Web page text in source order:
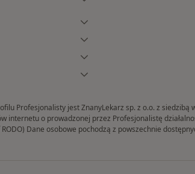
Profesjonalisty jest ZnanyLekarz sp. z o.o. z siedzibą
o prowadzonej przez Profesjonalistę
Dane osobowe pochodzą z powszechnie